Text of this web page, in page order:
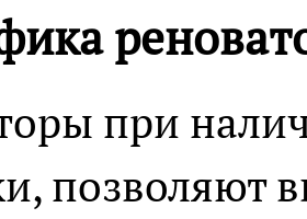
при
позволяют